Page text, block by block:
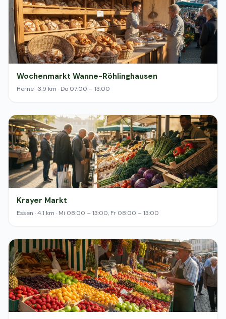
Wochenmarkt Wanne-Röhlinghausen
Herne · 3.9 km · Do 07:00 – 13:00
Krayer Markt
Essen · 4.1 km · Mi 08:00 – 13:00, Fr 08:00 – 13:00